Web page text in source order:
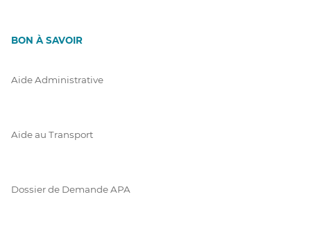
BON À SAVOIR
Aide Administrative
Aide au Transport
Dossier de Demande APA